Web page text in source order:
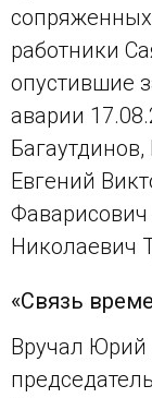
работники
опустившие
аварии
Евгений
Николаевич
«Связь
Вручал Юрий